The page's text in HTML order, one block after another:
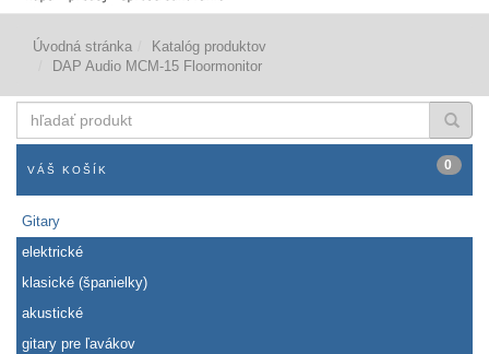
Úvodná stránka
Katalóg produktov
DAP Audio MCM-15 Floormonitor
produkt
VÁŠ KOŠÍK 0
Gitary
elektrické
klasické (španielky)
akustické
gitary pre ľavákov